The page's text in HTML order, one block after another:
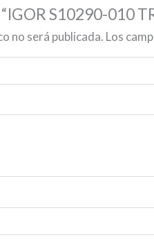
S10290-010
no será publicada. Los